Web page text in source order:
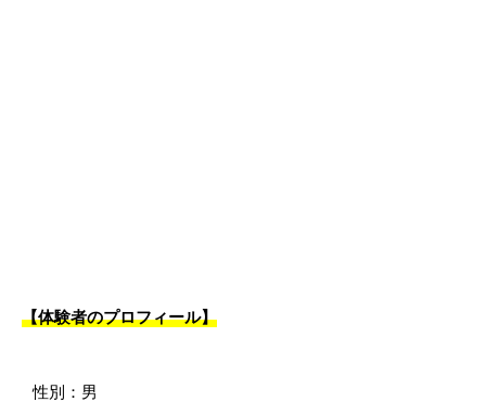
【体験者のプロフィール】
性別：男